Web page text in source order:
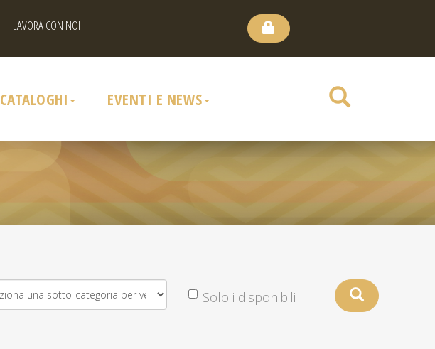
LAVORA CON NOI
CATALOGHI EVENTI E NEWS
Solo i disponibili